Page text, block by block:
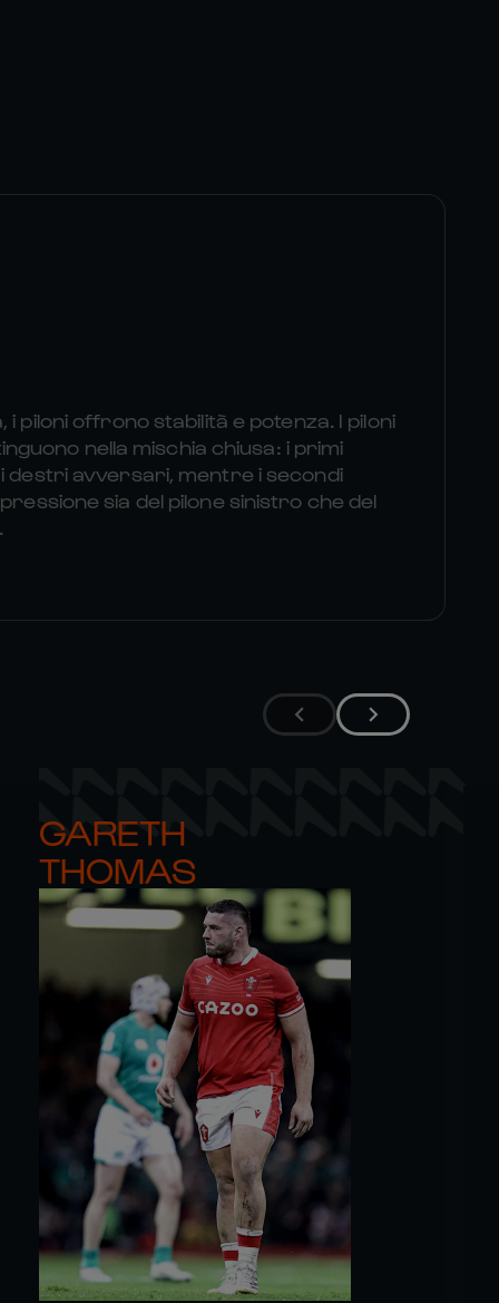
piloni offrono stabilità e potenza. I piloni
nella mischia chiusa: i primi
destri avversari, mentre i secondi
sia del pilone sinistro che del
GARETH
THOMAS